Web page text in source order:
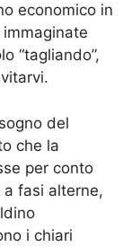
economico in
“tagliando”,
del
che la
per conto
fasi alterne,
i chiari